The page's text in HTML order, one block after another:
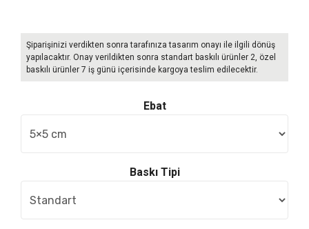
Şiparişinizi verdikten sonra tarafınıza tasarım onayı ile ilgili dönüş
yapılacaktır. Onay verildikten sonra standart baskılı ürünler 2, özel
baskılı ürünler 7 iş günü içerisinde kargoya teslim edilecektir.
Ebat
Baskı Tipi